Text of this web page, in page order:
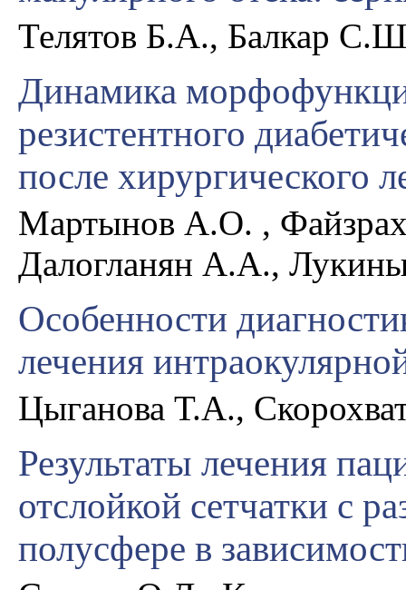
Телятов Б.А., Балкар
Динамика
резистентного
после хирургического
Мартынов А.О. ,
Далогланян А.А.,
Особенности
лечения
Цыганова Т.А.,
Результаты лечения
отслойкой сетчатки с
полусфере в